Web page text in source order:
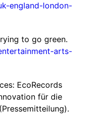
england-london-
to go green.
arts-
EcoRecords
für die